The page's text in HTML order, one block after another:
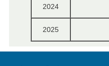
2024
2025